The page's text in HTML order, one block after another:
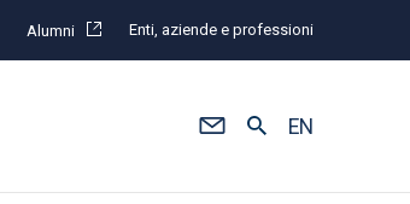
Alumni Enti, aziende e professioni
EN